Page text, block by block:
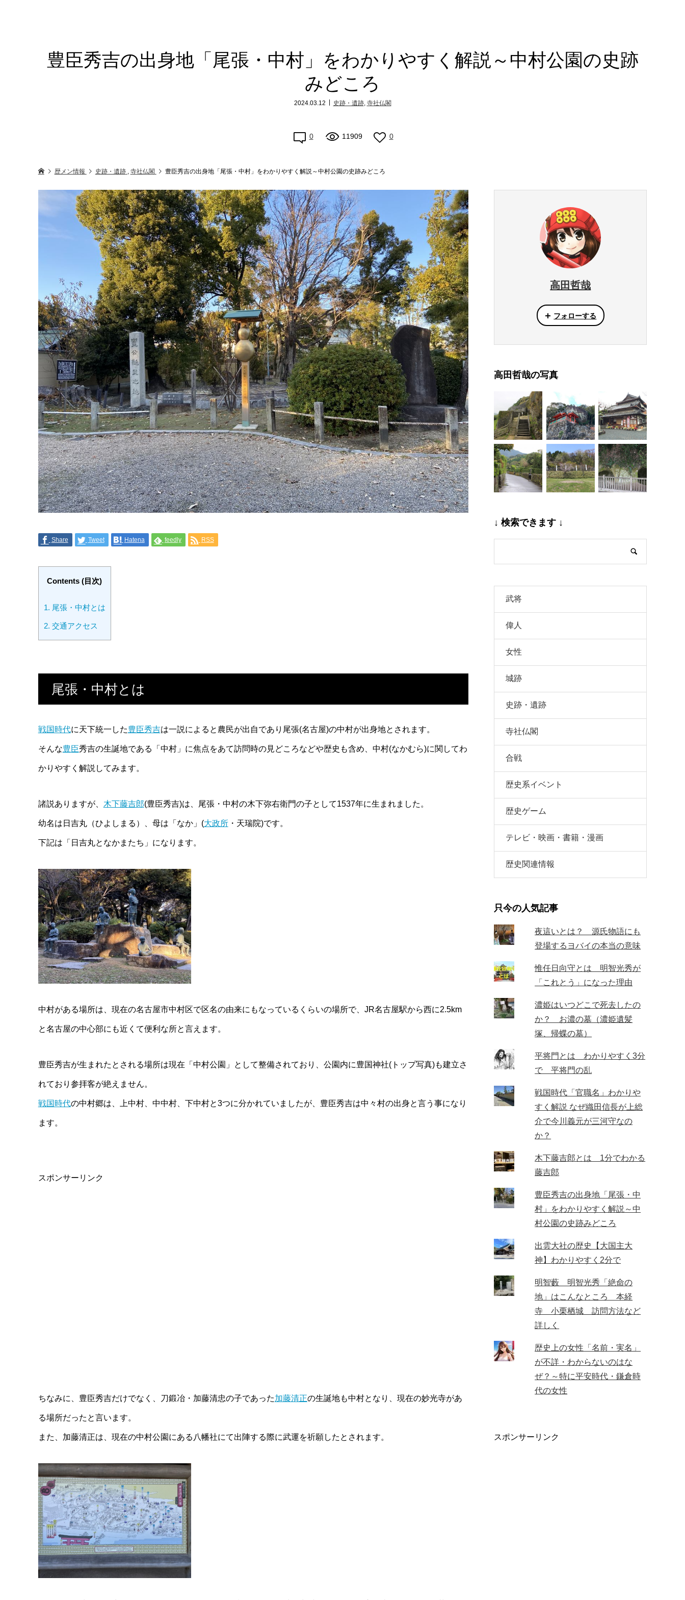
豊臣秀吉の出身地「尾張・中村」をわかりやすく解説～中村公園の史跡
みどころ
2024.03.12 史跡・遺跡, 寺社仏閣
0 11909 0
歴メン情報 史跡・遺跡 , 寺社仏閣 豊臣秀吉の出身地「尾張・中村」をわかりやすく解説～中村公園の史跡みどころ
Share Tweet Hatena feedly RSS
Contents (目次)
1. 尾張・中村とは
2. 交通アクセス
尾張・中村とは
戦国時代に天下統一した豊臣秀吉は一説によると農民が出自であり尾張(名古屋)の中村が出身地とされます。
そんな豊臣秀吉の生誕地である「中村」に焦点をあて訪問時の見どころなどや歴史も含め、中村(なかむら)に関してわ
かりやすく解説してみます。
諸説ありますが、 木下藤吉郎(豊臣秀吉)は、尾張・中村の木下弥右衛門の子として1537年に生まれました。
幼名は日吉丸（ひよしまる）、母は「なか」(大政所・天瑞院)です。
下記は「日吉丸となかまたち」になります。
中村がある場所は、現在の名古屋市中村区で区名の由来にもなっているくらいの場所で、JR名古屋駅から西に2.5km
と名古屋の中心部にも近くて便利な所と言えます。
豊臣秀吉が生まれたとされる場所は現在「中村公園」として整備されており、公園内に豊国神社(トップ写真)も建立さ
れており参拝客が絶えません。
戦国時代の中村郷は、上中村、中中村、下中村と3つに分かれていましたが、豊臣秀吉は中々村の出身と言う事になり
ます。
スポンサーリンク
ちなみに、豊臣秀吉だけでなく、刀鍛冶・加藤清忠の子であった加藤清正の生誕地も中村となり、現在の妙光寺があ
る場所だったと言います。
また、加藤清正は、現在の中村公園にある八幡社にて出陣する際に武運を祈願したとされます。
高田哲哉
フォローする
高田哲哉の写真
↓ 検索できます ↓
武将
偉人
女性
城跡
史跡・遺跡
寺社仏閣
合戦
歴史系イベント
歴史ゲーム
テレビ・映画・書籍・漫画
歴史関連情報
只今の人気記事
夜這いとは？ 源氏物語にも
登場するヨバイの本当の意味
惟任日向守とは 明智光秀が
「これとう」になった理由
濃姫はいつどこで死去したの
か？ お濃の墓（濃姫遺髪
塚、帰蝶の墓）
平将門とは わかりやすく3分
で 平将門の乱
戦国時代「官職名」わかりや
すく解説 なぜ織田信長が上総
介で今川義元が三河守なの
か？
木下藤吉郎とは 1分でわかる
藤吉郎
豊臣秀吉の出身地「尾張・中
村」をわかりやすく解説～中
村公園の史跡みどころ
出雲大社の歴史【大国主大
神】わかりやすく2分で
明智藪 明智光秀「絶命の
地」はこんなところ 本経
寺 小栗栖城 訪問方法など
詳しく
歴史上の女性「名前・実名」
が不詳・わからないのはな
ぜ？～特に平安時代・鎌倉時
代の女性
スポンサーリンク